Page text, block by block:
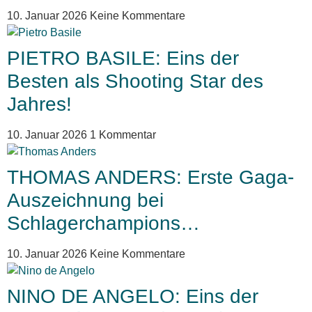
10. Januar 2026 Keine Kommentare
PIETRO BASILE: Eins der
Besten als Shooting Star des
Jahres!
10. Januar 2026 1 Kommentar
THOMAS ANDERS: Erste Gaga-
Auszeichnung bei
Schlagerchampions…
10. Januar 2026 Keine Kommentare
NINO DE ANGELO: Eins der